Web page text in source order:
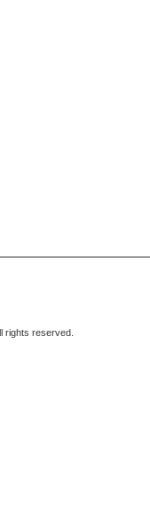
rights reserved.